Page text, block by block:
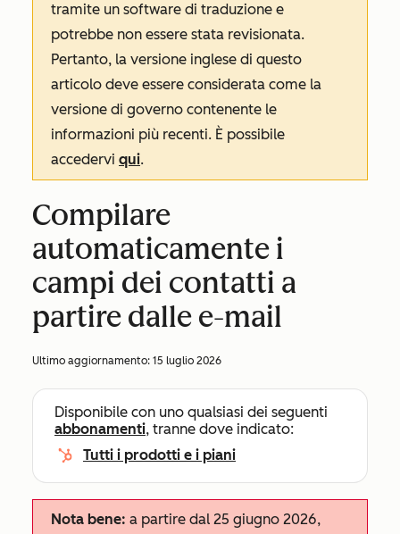
tramite un software di traduzione e
potrebbe non essere stata revisionata.
Pertanto, la versione inglese di questo
articolo deve essere considerata come la
versione di governo contenente le
informazioni più recenti. È possibile
accedervi qui.
Compilare
automaticamente i
campi dei contatti a
partire dalle e-mail
Ultimo aggiornamento: 15 luglio 2026
Disponibile con uno qualsiasi dei seguenti
abbonamenti, tranne dove indicato:
Tutti i prodotti e i piani
Nota bene: a partire dal 25 giugno 2026,